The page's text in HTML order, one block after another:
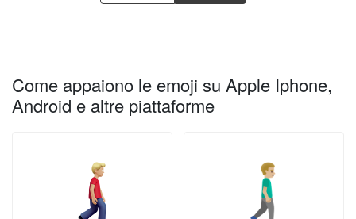
Come appaiono le emoji su Apple Iphone,
Android e altre piattaforme